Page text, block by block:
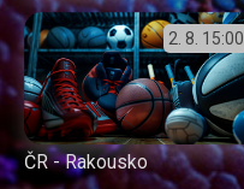
2. 8. 15:00
ČR - Rakousko